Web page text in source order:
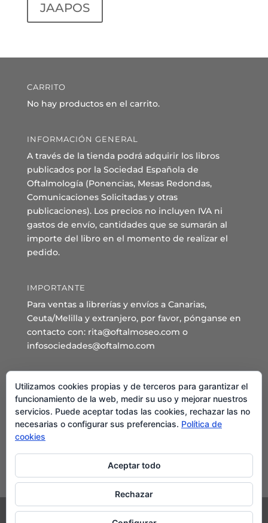
JAAPOS
CARRITO
No hay productos en el carrito.
INFORMACIÓN GENERAL
A través de la tienda podrá adquirir los libros
publicados por la Sociedad Española de
Oftalmología (Ponencias, Mesas Redondas,
Comunicaciones Solicitadas y otras
publicaciones). Los precios no incluyen IVA ni
gastos de envío, cantidades que se sumarán al
importe del libro en el momento de realizar el
pedido.
IMPORTANTE
Para ventas a librerías y envíos a Canarias,
Ceuta/Melilla y extranjero, por favor, pónganse en
contacto con: rita@oftalmoseo.com o
infosociedades@oftalmo.com
Sede Administrativa y Secretaría General
C/ Arcipreste de Hita 14 – 1º Derecha.
28015 – Madrid
Teléfono: 91 544 80 35 - 91 544 58 79
Mail:
Utilizamos cookies propias y de terceros para garantizar el
funcionamiento de la web, medir su uso y mejorar nuestros
servicios. Puede aceptar todas las cookies, rechazar las no
necesarias o configurar sus preferencias. Política de
cookies
Aceptar todo
Rechazar